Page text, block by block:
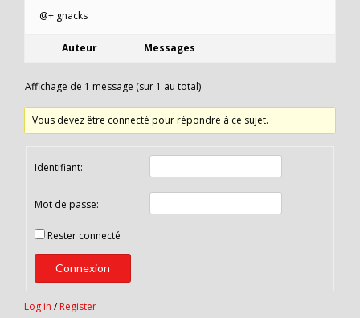
@+ gnacks
Auteur Messages
Affichage de 1 message (sur 1 au total)
Vous devez être connecté pour répondre à ce sujet.
Identifiant:
Mot de passe:
Rester connecté
Connexion
Log in / Register